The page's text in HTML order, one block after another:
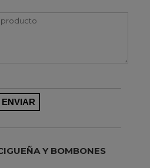
Y BOMBONES